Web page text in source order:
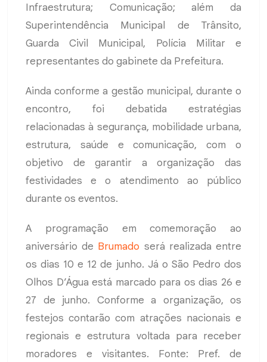
Infraestrutura; Comunicação; além da
Superintendência Municipal de Trânsito,
Guarda Civil Municipal, Polícia Militar e
representantes do gabinete da Prefeitura.
Ainda conforme a gestão municipal, durante o
encontro, foi debatida estratégias
relacionadas à segurança, mobilidade urbana,
estrutura, saúde e comunicação, com o
objetivo de garantir a organização das
festividades e o atendimento ao público
durante os eventos.
A programação em comemoração ao
aniversário de Brumado será realizada entre
os dias 10 e 12 de junho. Já o São Pedro dos
Olhos D’Água está marcado para os dias 26 e
27 de junho. Conforme a organização, os
festejos contarão com atrações nacionais e
regionais e estrutura voltada para receber
moradores e visitantes. Fonte: Pref. de